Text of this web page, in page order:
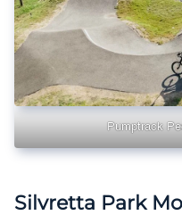
Pumptrack
Silvretta Park